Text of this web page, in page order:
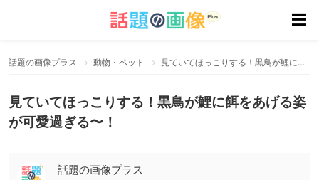
話題の画像プラス 動物・ペット 見ていてほっこりする！黒鳥が鯉に餌をあげる姿が可愛過ぎる〜！
見ていてほっこりする！黒鳥が鯉に餌をあげる姿
が可愛過ぎる〜！
話題の画像プラス